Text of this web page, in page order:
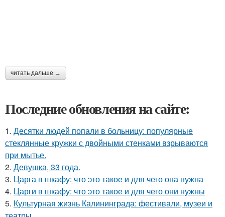
читать дальше →
Последние обновления на сайте:
1. Десятки людей попали в больницу: популярные
стеклянные кружки с двойными стенками взрываются
при мытье.
2. Девушка, 33 года.
3. Царга в шкафу: что это такое и для чего она нужна
4. Царги в шкафу: что это такое и для чего они нужны
5. Культурная жизнь Калининграда: фестивали, музеи и